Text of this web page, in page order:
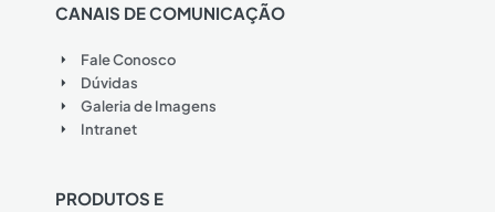
CANAIS DE COMUNICAÇÃO
Fale Conosco
Dúvidas
Galeria de Imagens
Intranet
PRODUTOS E